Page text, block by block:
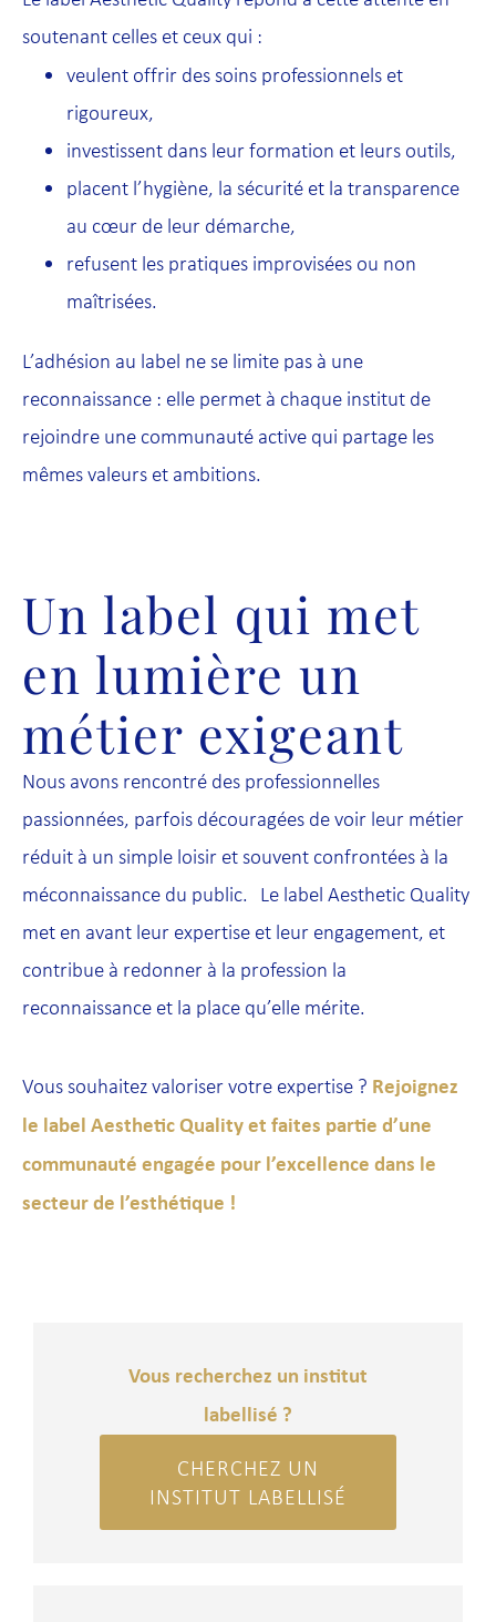
soutenant celles et ceux qui :
veulent offrir des soins professionnels et
rigoureux,
investissent dans leur formation et leurs outils,
placent l’hygiène, la sécurité et la transparence
au cœur de leur démarche,
refusent les pratiques improvisées ou non
maîtrisées.
L’adhésion au label ne se limite pas à une
reconnaissance : elle permet à chaque institut de
rejoindre une communauté active qui partage les
mêmes valeurs et ambitions.
Un label qui met
en lumière un
métier exigeant
Nous avons rencontré des professionnelles
passionnées, parfois découragées de voir leur métier
réduit à un simple loisir et souvent confrontées à la
méconnaissance du public. Le label Aesthetic Quality
met en avant leur expertise et leur engagement, et
contribue à redonner à la profession la
reconnaissance et la place qu’elle mérite.
Vous souhaitez valoriser votre expertise ? Rejoignez
le label Aesthetic Quality et faites partie d’une
communauté engagée pour l’excellence dans le
secteur de l’esthétique !
Vous recherchez un institut
labellisé ?
CHERCHEZ UN
INSTITUT LABELLISÉ